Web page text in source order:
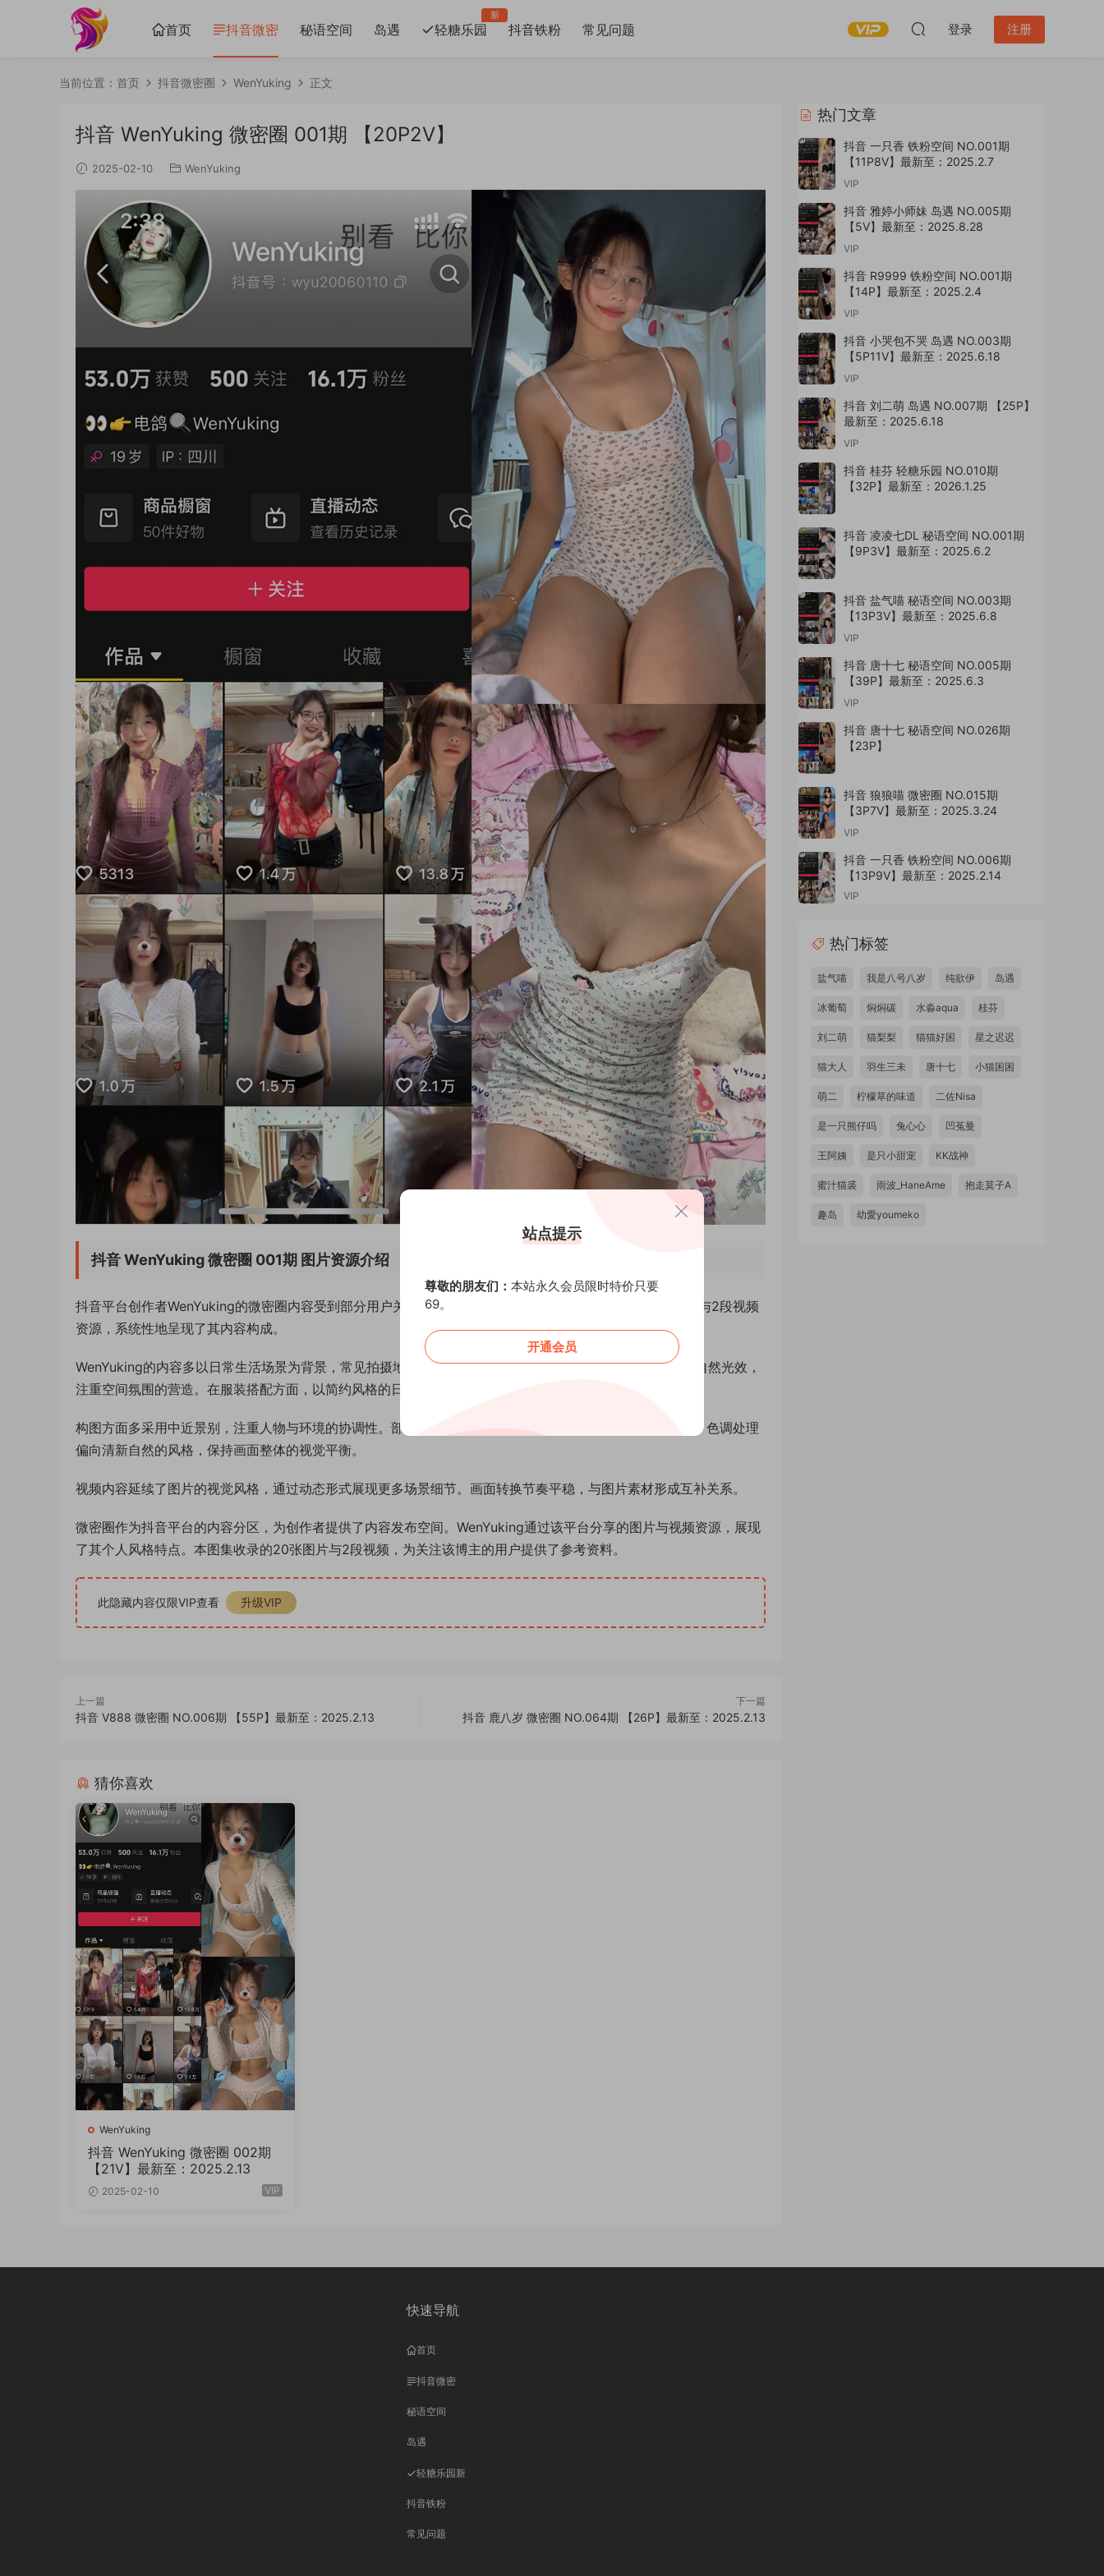
首页 抖音微密 秘语空间 岛遇 轻糖乐园
新
抖音铁粉 常见问题 登录 注册
当前位置： 首页 抖音微密圈 WenYuking 正文
抖音 WenYuking 微密圈 001期 【20P2V】
2025-02-10 WenYuking
抖音 WenYuking 微密圈 001期 图片资源介绍
抖音平台创作者WenYuking的微密圈内容受到部分用户关注。本图集收录了该博主在微密圈发布的20张图片与2段视频
资源，系统性地呈现了其内容构成。
WenYuking的内容多以日常生活场景为背景，常见拍摄地点包括室内家居环境及城市休闲场所。画面多采用自然光效，
注重空间氛围的营造。在服装搭配方面，以简约风格的日常服饰为主，偶尔会出现符合场景主题的造型变化。
构图方面多采用中近景别，注重人物与环境的协调性。部分图片使用了前景虚化手法，突出主体人物的表现。色调处理
偏向清新自然的风格，保持画面整体的视觉平衡。
视频内容延续了图片的视觉风格，通过动态形式展现更多场景细节。画面转换节奏平稳，与图片素材形成互补关系。
微密圈作为抖音平台的内容分区，为创作者提供了内容发布空间。WenYuking通过该平台分享的图片与视频资源，展现
了其个人风格特点。本图集收录的20张图片与2段视频，为关注该博主的用户提供了参考资料。
此隐藏内容仅限VIP查看 升级VIP
上一篇
抖音 V888 微密圈 NO.006期 【55P】最新至：2025.2.13
下一篇
抖音 鹿八岁 微密圈 NO.064期 【26P】最新至：2025.2.13
猜你喜欢
WenYuking
抖音 WenYuking 微密圈 002期
【21V】最新至：2025.2.13
2025-02-10 VIP
热门文章
抖音 一只香 铁粉空间 NO.001期
【11P8V】最新至：2025.2.7
VIP
抖音 雅婷小师妹 岛遇 NO.005期
【5V】最新至：2025.8.28
VIP
抖音 R9999 铁粉空间 NO.001期
【14P】最新至：2025.2.4
VIP
抖音 小哭包不哭 岛遇 NO.003期
【5P11V】最新至：2025.6.18
VIP
抖音 刘二萌 岛遇 NO.007期 【25P】
最新至：2025.6.18
VIP
抖音 桂芬 轻糖乐园 NO.010期
【32P】最新至：2026.1.25
抖音 凌凌七DL 秘语空间 NO.001期
【9P3V】最新至：2025.6.2
抖音 盐气喵 秘语空间 NO.003期
【13P3V】最新至：2025.6.8
VIP
抖音 唐十七 秘语空间 NO.005期
【39P】最新至：2025.6.3
VIP
抖音 唐十七 秘语空间 NO.026期
【23P】
抖音 狼狼喵 微密圈 NO.015期
【3P7V】最新至：2025.3.24
VIP
抖音 一只香 铁粉空间 NO.006期
【13P9V】最新至：2025.2.14
VIP
热门标签
盐气喵 我是八号八岁 纯欲伊 岛遇
冰葡萄 焖焖碳 水淼aqua 桂芬
刘二萌 猫梨梨 猫猫好困 星之迟迟
猫大人 羽生三未 唐十七 小猫困困
萌二 柠檬草的味道 二佐Nisa
是一只熊仔吗 兔心心 凹菟曼
王阿姨 是只小甜宠 KK战神
蜜汁猫裘 雨波_HaneAme 抱走莫子A
趣岛 幼愛youmeko
快速导航
首页
抖音微密
秘语空间
岛遇
轻糖乐园新
抖音铁粉
常见问题
站点提示
尊敬的朋友们： 本站永久会员限时特价只要
69。
开通会员